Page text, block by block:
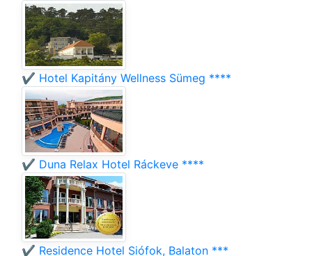
✔️ Hotel Kapitány Wellness Sümeg ****
✔️ Duna Relax Hotel Ráckeve ****
✔️ Residence Hotel Siófok, Balaton ***